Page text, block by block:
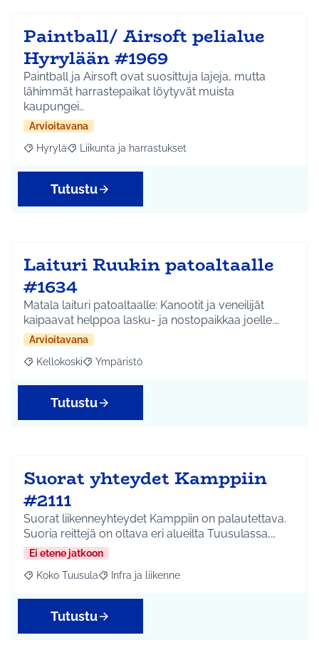
Paintball/ Airsoft pelialue
Hyrylään #1969
Paintball ja Airsoft ovat suosittuja lajeja, mutta
lähimmät harrastepaikat löytyvät muista
kaupungei…
Arvioitavana
Rajaa tulokset aihepiirin mukaan: Hyrylä
Hyrylä Rajaa tulokset teeman mukaan: Liikunta ja
Liikunta ja harrastukset
Tutustu
Laituri Ruukin patoaltaalle
#1634
Matala laituri patoaltaalle: Kanootit ja veneilijät
kaipaavat helppoa lasku- ja nostopaikkaa joelle.…
Arvioitavana
Rajaa tulokset aihepiirin mukaan: Kellokoski
Kellokoski Rajaa tulokset teeman mukaan: Ympäristö
Ympäristö
Tutustu
Suorat yhteydet Kamppiin
#2111
Suorat liikenneyhteydet Kamppiin on palautettava.
Suoria reittejä on oltava eri alueilta Tuusulassa,…
Ei etene jatkoon
Rajaa tulokset aihepiirin mukaan: Koko Tuusula
Koko Tuusula Rajaa tulokset teeman mukaan: Infra ja liikenne
Infra ja liikenne
Tutustu